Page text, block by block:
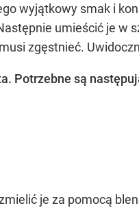
wyjątkowy smak i
umieścić je w
zgęstnieć.
Potrzebne są
je za pomocą